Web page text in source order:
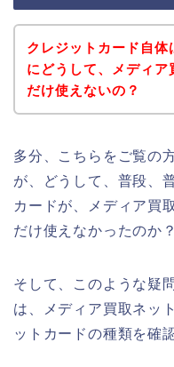
クレジットカード自体
にどうして、メディ
だけ使えないの？
多分、こちらをご覧の
が、どうして、普段、
カードが、メディア買
だけ使えなかったのか？
そして、このような疑
は、メディア買取ネッ
ットカードの種類を確